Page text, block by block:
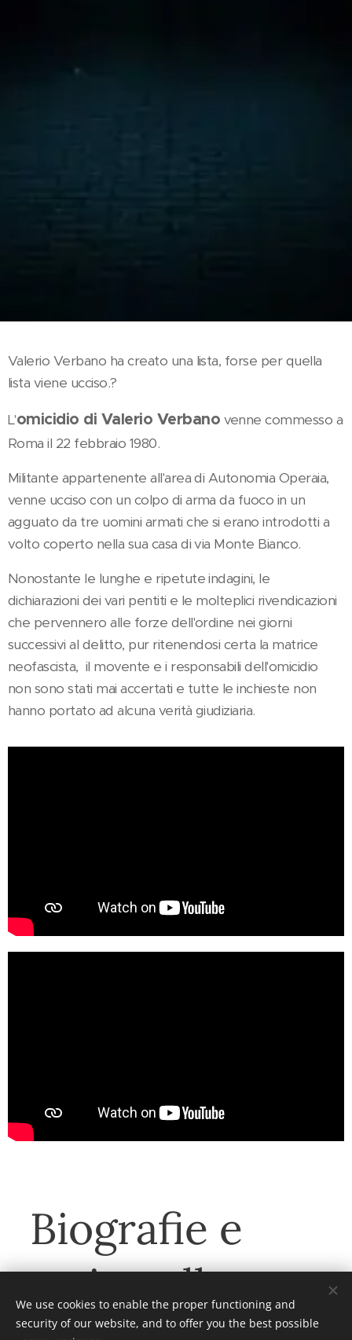
Valerio Verbano ha creato una lista, forse per quella
lista viene ucciso.?
L'omicidio di Valerio Verbano venne commesso a
Roma il 22 febbraio 1980.
Militante appartenente all'area di Autonomia Operaia,
venne ucciso con un colpo di arma da fuoco in un
agguato da tre uomini armati che si erano introdotti a
volto coperto nella sua casa di via Monte Bianco.
Nonostante le lunghe e ripetute indagini, le
dichiarazioni dei vari pentiti e le molteplici rivendicazioni
che pervennero alle forze dell'ordine nei giorni
successivi al delitto, pur ritenendosi certa la matrice
neofascista, il movente e i responsabili dell'omicidio
non sono stati mai accertati e tutte le inchieste non
hanno portato ad alcuna verità giudiziaria.
Biografie e
storie collegate
We use cookies to enable the proper functioning and
security of our website, and to offer you the best possible